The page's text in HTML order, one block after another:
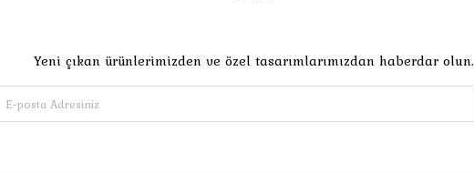
Yeni çıkan ürünlerimizden ve özel tasarımlarımızdan haberdar olun.